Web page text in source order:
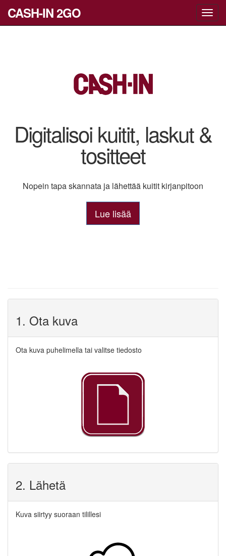
CASH-IN 2GO
Digitalisoi kuitit, laskut &
tositteet
Nopein tapa skannata ja lähettää kuitit kirjanpitoon
Lue lisää
1. Ota kuva
Ota kuva puhelimella tai valitse tiedosto
2. Lähetä
Kuva siirtyy suoraan tilillesi